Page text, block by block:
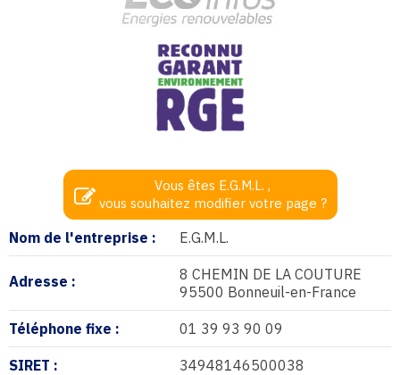
Nom de l'entreprise : E.G.M.L.
Adresse :
8 CHEMIN DE LA COUTURE
95500 Bonneuil-en-France
Téléphone fixe : 01 39 93 90 09
SIRET : 34948146500038
Vous êtes E.G.M.L. ,
vous souhaitez modifier votre page ?